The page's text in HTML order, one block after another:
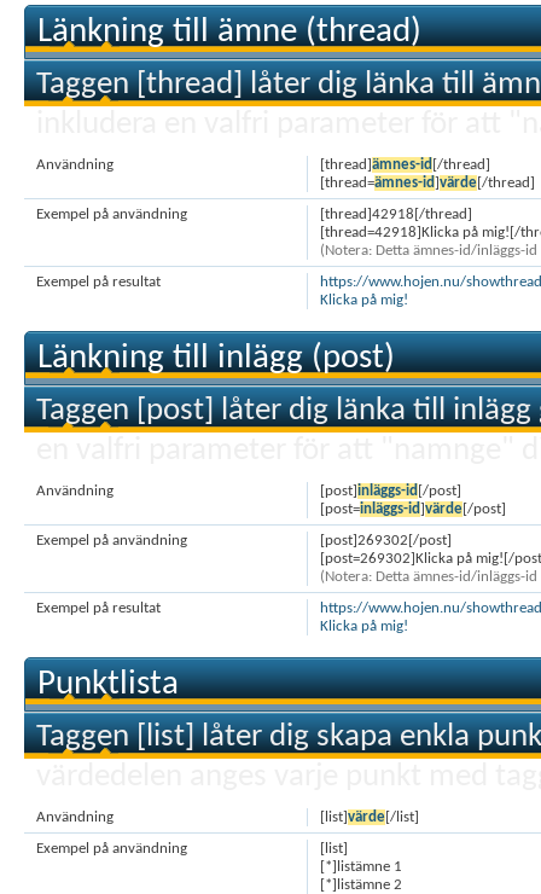
Länkning till ämne (thread)
Taggen [thread] låter dig länka till
[thread]ämnes-id [/thread]
[thread=ämnes-id]värde[/thread]
Användning
[thread]42918[/thread]
[thread=42918]Klicka på mig![/
(Notera: Detta ämnes-id/inläggs-
Exempel på användning
https://www.hojen.nu/
Klicka på mig!
Exempel på resultat
Länkning till inlägg (post)
Taggen [post] låter dig länka till
[post]inläggs-id [/post]
[post=inläggs-id]värde[/post]
Användning
[post]269302[/post]
[post=269302]Klicka på mig![/
(Notera: Detta ämnes-id/inläggs-
Exempel på användning
https://www.hojen.nu/
Klicka på mig!
Exempel på resultat
Punktlista
Taggen [list] låter dig skapa enkla
[list]värde[/list]
Användning
[list]
[*]listämne 1
[*]listämne 2
Exempel på användning